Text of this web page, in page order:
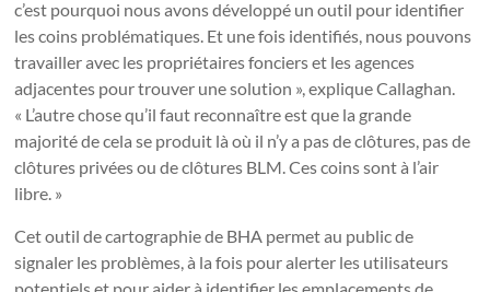
c’est pourquoi nous avons développé un outil pour identifier
les coins problématiques. Et une fois identifiés, nous pouvons
travailler avec les propriétaires fonciers et les agences
adjacentes pour trouver une solution », explique Callaghan.
« L’autre chose qu’il faut reconnaître est que la grande
majorité de cela se produit là où il n’y a pas de clôtures, pas de
clôtures privées ou de clôtures BLM. Ces coins sont à l’air
libre. »
Cet outil de cartographie de BHA permet au public de
signaler les problèmes, à la fois pour alerter les utilisateurs